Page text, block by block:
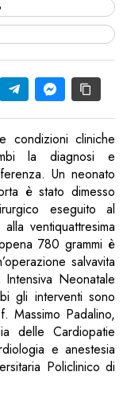
condizioni cliniche
la diagnosi e
Un neonato
è stato dimesso
eseguito al
ventiquattresima
780 grammi è
salvavita
Neonatale
gli interventi sono
Massimo Padalino,
delle Cardiopatie
e anestesia
Policlinico di